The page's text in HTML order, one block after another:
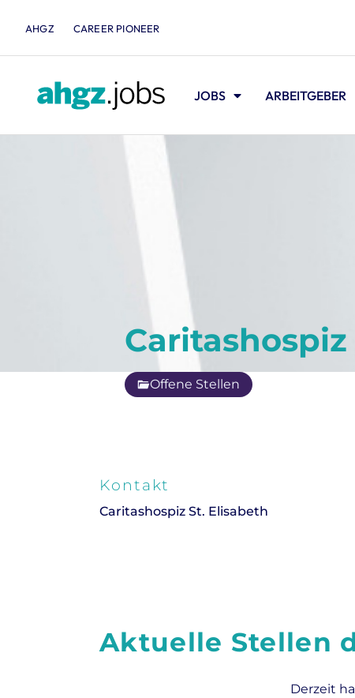
AHGZ CAREER PIONEER
JOBS ARBEITGEBER
Offene Stellen
Kontakt
Caritashospiz St. Elisabeth
Aktuelle Stellen
Derzeit